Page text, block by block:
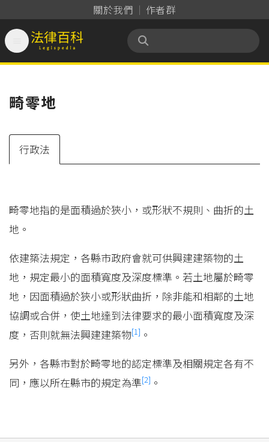
關於我們 作者群
法律百科 Legispedia
畸零地
行政法
畸零地指的是面積過於狹小，或形狀不規則、曲折的土
地。
依建築法規定，各縣市政府會就可供興建建築物的土
地，規定最小的面積寬度及深度標準。若土地屬於畸零
地，因面積過於狹小或形狀曲折，除非能和相鄰的土地
協調或合併，使土地達到法律要求的最小面積寬度及深
度，否則就無法興建建築物[1] 。
另外，各縣市對於畸零地的認定標準及相關規定各有不
同，應以所在縣市的規定為準[2] 。